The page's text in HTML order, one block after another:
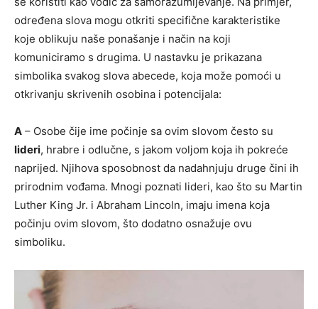
određena slova mogu otkriti specifične karakteristike
koje oblikuju naše ponašanje i način na koji
komuniciramo s drugima. U nastavku je prikazana
simbolika svakog slova abecede, koja može pomoći u
otkrivanju skrivenih osobina i potencijala:
A – Osobe čije ime počinje sa ovim slovom često su
lideri, hrabre i odlučne, s jakom voljom koja ih pokreće
naprijed. Njihova sposobnost da nadahnjuju druge čini ih
prirodnim vođama. Mnogi poznati lideri, kao što su Martin
Luther King Jr. i Abraham Lincoln, imaju imena koja
počinju ovim slovom, što dodatno osnažuje ovu
simboliku.